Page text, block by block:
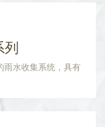
雨水收集系统，具有